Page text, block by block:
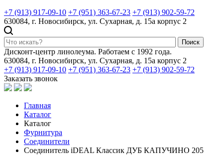
+7 (913) 917-09-10 +7 (951) 363-67-23 +7 (913) 902-59-72
630084, г. Новосибирск, ул. Сухарная, д. 15а корпус 2
Поиск
Дисконт-центр линолеума. Работаем с 1992 года.
630084, г. Новосибирск, ул. Сухарная, д. 15а корпус 2
+7 (913) 917-09-10 +7 (951) 363-67-23 +7 (913) 902-59-72
Заказать звонок
Главная
Каталог
Каталог
Фурнитура
Соединители
Соединитель iDEAL Классик ДУБ КАПУЧИНО 205